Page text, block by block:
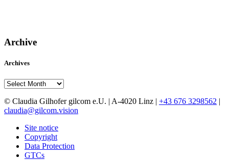
Archive
Archives
Archives
© Claudia Gilhofer gilcom e.U. | A-4020 Linz | +43 676 3298562 |
claudia@gilcom.vision
Site notice
Copyright
Data Protection
GTCs